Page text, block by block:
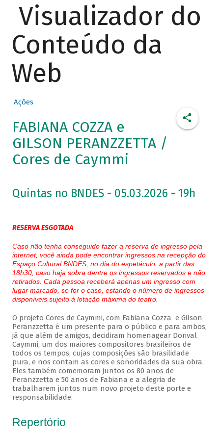
Visualizador do
Conteúdo da
Web
Ações
FABIANA COZZA e
GILSON PERANZZETTA /
Cores de Caymmi
Quintas no BNDES - 05.03.2026 - 19h
RESERVA ESGOTADA
Caso não tenha conseguido fazer a reserva de ingresso pela
internet, você ainda pode encontrar ingressos na recepção do
Espaço Cultural BNDES, no dia do espetáculo, a partir das
18h30, caso haja sobra dentre os ingressos reservados e não
retirados. Cada pessoa receberá apenas um ingresso com
lugar marcado, se for o caso, estando o número de ingressos
disponíveis sujeito à lotação máxima do teatro.
O projeto Cores de Caymmi, com Fabiana Cozza e Gilson
Peranzzetta é um presente para o público e para ambos,
já que além de amigos, decidiram homenagear Dorival
Caymmi, um dos maiores compositores brasileiros de
todos os tempos, cujas composições são brasilidade
pura, e nos contam as cores e sonoridades da sua obra.
Eles também comemoram juntos os 80 anos de
Peranzzetta e 50 anos de Fabiana e a alegria de
trabalharem juntos num novo projeto deste porte e
responsabilidade.
Repertório